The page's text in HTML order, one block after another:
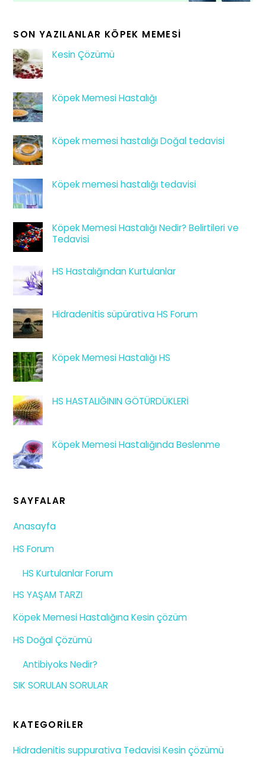
SON YAZILANLAR KÖPEK MEMESI
Kesin Çözümü
Köpek Memesi Hastalığı
Köpek memesi hastalığı Doğal tedavisi
Köpek memesi hastalığı tedavisi
Köpek Memesi Hastalığı Nedir? Belirtileri ve
Tedavisi
HS Hastalığından Kurtulanlar
Hidradenitis süpürativa HS Forum
Köpek Memesi Hastalığı HS
HS HASTALIĞININ GÖTÜRDÜKLERİ
Köpek Memesi Hastalığında Beslenme
SAYFALAR
Anasayfa
HS Forum
HS Kurtulanlar Forum
HS YAŞAM TARZI
Köpek Memesi Hastalığına Kesin çözüm
HS Doğal Çözümü
Antibiyoks Nedir?
SIK SORULAN SORULAR
KATEGORILER
Hidradenitis suppurativa Tedavisi Kesin çözümü